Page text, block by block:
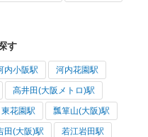
す
内小阪駅 河内花園駅
高井田(大阪メトロ)駅
東花園駅 瓢箪山(大阪)駅
田(大阪)駅 若江岩田駅